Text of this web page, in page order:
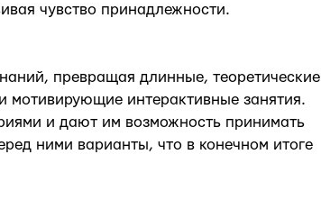
чувство принадлежности.
превращая длинные, теоретические
мотивирующие интерактивные занятия.
и дают им возможность принимать
ними варианты, что в конечном итоге